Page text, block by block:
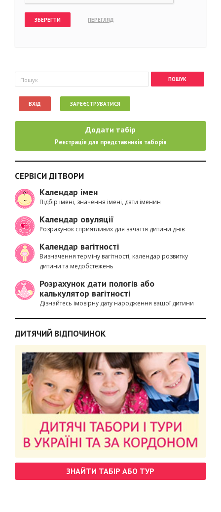
Пошукова форма
Пошук
ВХІД ЗАРЕЄСТРУВАТИСЯ
Додати табір
Реєстрація для представників таборів
СЕРВІСИ ДІТВОРИ
Календар імен
Підбір імені, значення імені, дати іменин
Календар овуляції
Розрахунок сприятливих для зачаття дитини днів
Календар вагітності
Визначення терміну вагітності, календар розвитку
дитини та медобстежень
Розрахунок дати пологів або
калькулятор вагітності
Дізнайтесь імовірну дату народження вашої дитини
ДИТЯЧИЙ ВІДПОЧИНОК
ЗНАЙТИ ТАБІР АБО ТУР